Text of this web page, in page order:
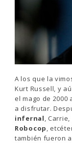
A los que la
Kurt Russell, y
el mago de
a disfrutar.
infernal, Carrie,
Robocop,
también fueron a